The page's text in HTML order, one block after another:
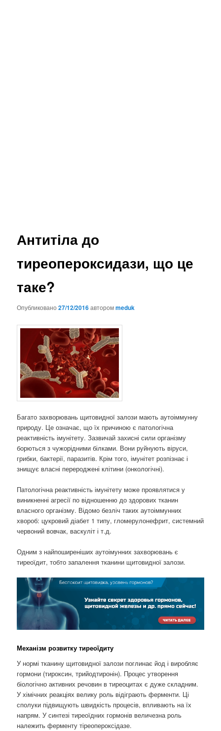
Антитіла до
тиреопероксидази, що це
таке?
Опубликовано27/12/2016авторомmeduk
Багато захворювань щитовидної залози мають аутоіммунну
природу. Це означає, що їх причиною є патологічна
реактивність імунітету.Зазвичай захисні сили організму
борються з чужорідними білками. Вони руйнують віруси,
грибки, бактерії, паразитів. Крім того, імунітет розпізнає і
знищує власні перероджені клітини (онкологічні).
Патологічна реактивність імунітету може проявлятися у
виникненні агресії по відношенню до здорових тканин
власного організму. Відомо безліч таких аутоіммунних
хвороб: цукровий діабет 1 типу, гломерулонефрит, системний
червоний вовчак, васкуліт і т.д.
Одним з найпоширеніших аутоімунних захворювань є
тиреоїдит, тобто запалення тканини щитовидної залози.
Механізм розвитку тиреоїдиту
У нормі тканину щитовидної залози поглинає йод і виробляє
гормони (тироксин, трийодтиронін). Процес утворення
біологічно активних речовин в тиреоцитах є дуже складним.
У хімічних реакціях велику роль відіграють ферменти. Ці
сполуки підвищують швидкість процесів, впливають на їх
напрям. У синтезі тиреоїдних гормонів величезна роль
належить ферменту тіреопероксідазе.